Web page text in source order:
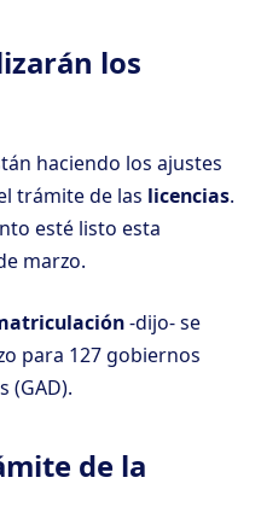
los
haciendo los ajustes
trámite de las licencias.
esté listo esta
marzo.
-dijo- se
para 127 gobiernos
(GAD).
de la